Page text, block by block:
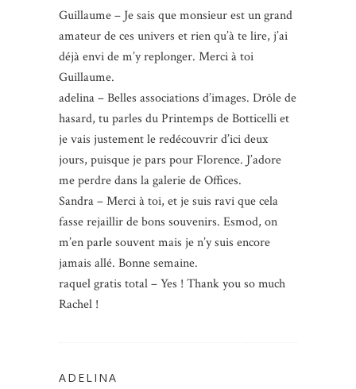
Guillaume – Je sais que monsieur est un grand
amateur de ces univers et rien qu’à te lire, j’ai
déjà envi de m’y replonger. Merci à toi
Guillaume.
adelina – Belles associations d’images. Drôle de
hasard, tu parles du Printemps de Botticelli et
je vais justement le redécouvrir d’ici deux
jours, puisque je pars pour Florence. J’adore
me perdre dans la galerie de Offices.
Sandra – Merci à toi, et je suis ravi que cela
fasse rejaillir de bons souvenirs. Esmod, on
m’en parle souvent mais je n’y suis encore
jamais allé. Bonne semaine.
raquel gratis total – Yes ! Thank you so much
Rachel !
ADELINA